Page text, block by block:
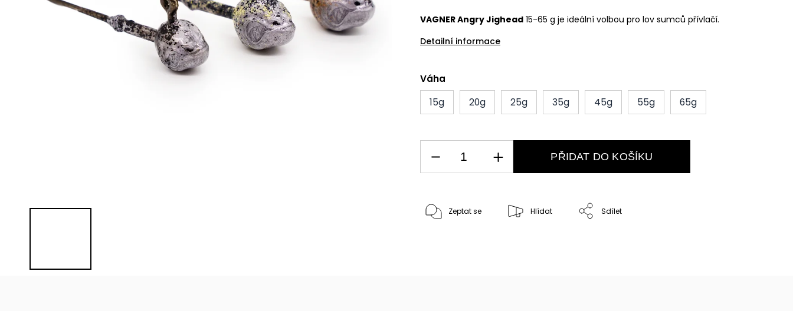
VAGNER Angry Jighead 15-65 g je ideální volbou pro lov sumců přívlačí.
Detailní informace
Váha
15g
20g 25g 35g 45g 55g 65g
PŘIDAT DO KOŠÍKU
Zeptat se Hlídat Sdílet